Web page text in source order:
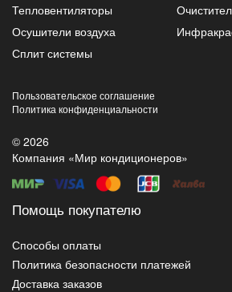
Тепловентиляторы
Осушители воздуха
Сплит системы
Пользовательское соглашение
Политика конфиденциальности
© 2026
Компания «Мир кондиционеров»
Помощь покупателю
Способы оплаты
Политика безопасности платежей
Доставка заказов